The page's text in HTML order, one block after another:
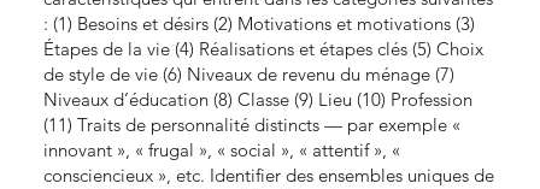
: (1) Besoins et désirs (2) Motivations et motivations (3)
Étapes de la vie (4) Réalisations et étapes clés (5) Choix
de style de vie (6) Niveaux de revenu du ménage (7)
Niveaux d’éducation (8) Classe (9) Lieu (10) Profession
(11) Traits de personnalité distincts — par exemple «
innovant », « frugal », « social », « attentif », «
consciencieux », etc. Identifier des ensembles uniques de